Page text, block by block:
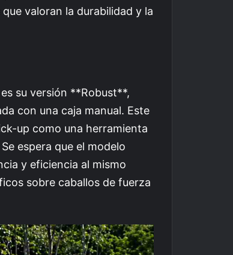
valoran la durabilidad y la
su versión **Robust**,
con una caja manual. Este
up como una herramienta
espera que el modelo
y eficiencia al mismo
sobre caballos de fuerza